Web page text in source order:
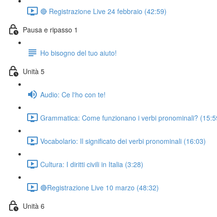
🔴 Registrazione Live 24 febbraio (42:59)
Pausa e ripasso 1
Ho bisogno del tuo aiuto!
Unità 5
Audio: Ce l'ho con te!
Grammatica: Come funzionano i verbi pronominali?
Vocabolario: Il significato dei verbi pronominali (16:03)
Cultura: I diritti civili in Italia (3:28)
🔴Registrazione Live 10 marzo (48:32)
Unità 6